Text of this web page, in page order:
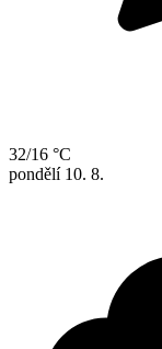
32/16 °C
pondělí 10. 8.